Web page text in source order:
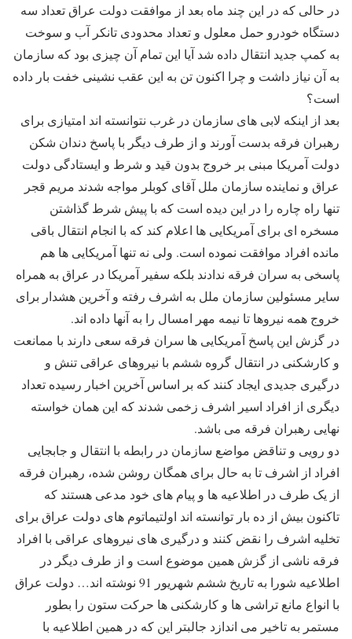
در حالی که در این چند ماه بعد از موافقت دولت عراق تعداد سه
دستگاه خودرو حمل معلول و تعداد محدودی تانکر آب و سوخت
به کمپ جدید انتقال داده شد آیا این تمام آن چیزی بود که سازمان
به آن نیاز داشت و چرا اکنون تن به این عقب نشینی خفت بار داده
است؟
بعد از اینکه لابی های سازمان در غرب نتوانسته اند امتیازی برای
رهبران فرقه بدست آورند و از طرف دیگر با پاسخ دندان شکن
دولت آمریکا مبنی بر خروج بدون قید و شرط و ایستادگی دولت
عراق و نماینده سازمان ملل آقای کوبلر مواجه شدند مریم قجر
تنها راه چاره را در این دیده است که با پیش شرط گذاشتن
مسخره ای برای آمریکایی ها اعلام کند که با انجام انتقال باقی
مانده افراد موافقت نموده است. ولی نه تنها آمریکایی ها هم
پاسخی به سران فرقه ندادند بلکه سفیر آمریکا در عراق به همراه
سایر مسئولین سازمان ملل به اشرف رفته و آخرین هشدار برای
خروج همه نیروها تا نیمه مهر امسال را به آنها داده اند.
در گزش این پاسخ آمریکایی ها سران فرقه سعی دارند با ممانعت
و کارشکنی در انتقال گروه ششم با نیروهای عراقی تنش و
درگیری جدیدی ایجاد کنند که بر اساس آخرین اخبار رسیده تعداد
دیگری از افراد اسیر اشرف زخمی شدند که این همان خواسته
نهایی رهبران فرقه می باشد.
دو رویی و تناقض مواضع سازمان در رابطه با انتقال و جابجایی
افراد از اشرف تا به حال برای همگان روشن شده، رهبران فرقه
از یک طرف در اطلاعیه ها و پیام های خود مدعی هستند که
تاکنون بیش از ده بار توانسته اند اولتیماتوم های دولت عراق برای
تخلیه اشرف را نقض کنند و درگیری های نیروهای عراقی با افراد
فرقه ناشی از گزش همین موضوع است و از طرف دیگر در
اطلاعیه شورا به تاریخ ششم شهریور 91 نوشته اند… دولت عراق
با انواع مانع تراشی ها و کارشکنی ها حرکت ستون را بطور
مستمر به تاخیر می اندازد جالبتر این که در همین اطلاعیه با